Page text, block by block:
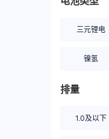
三元锂电
镍氢
排量
1.0及以下